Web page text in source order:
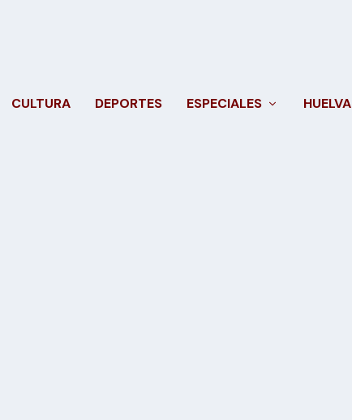
CULTURA DEPORTES ESPECIALES HUELVA